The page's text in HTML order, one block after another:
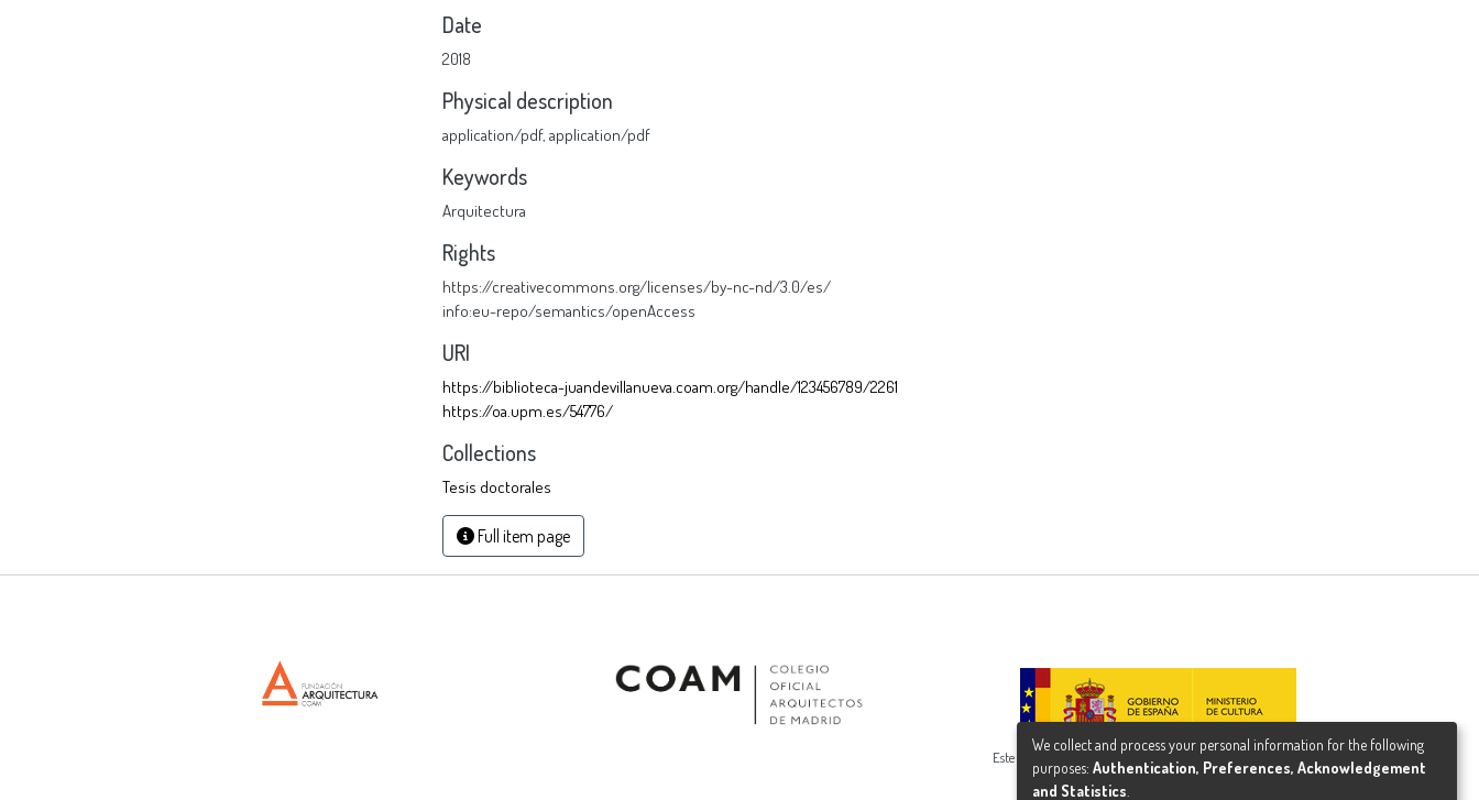
Date
2018
Physical description
application/pdf, application/pdf
Keywords
Arquitectura
Rights
https://creativecommons.org/licenses/by-nc-nd/3.0/es/
info:eu-repo/semantics/openAccess
URI
https://biblioteca-juandevillanueva.coam.org/handle/123456789/2261
https://oa.upm.es/54776/
Collections
Tesis doctorales
Full item page
Este proyecto ha recibido una ayuda del Ministerio de Cultura
We collect and process your personal information for the following
purposes: Authentication, Preferences, Acknowledgement
and Statistics